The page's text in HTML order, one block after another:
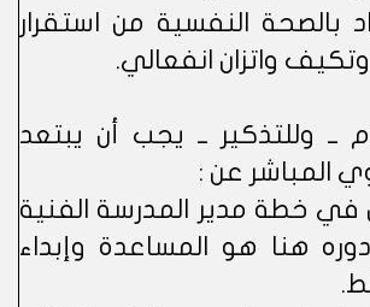
بالصحة النفسية من استقرار
واتزان انفعالي.
ــ وللتذكير ــ يجب أن يبتعد
المباشر عن :
في خطة مدير المدرسة الفنية
دوره هنا هو المساعدة وإبداء